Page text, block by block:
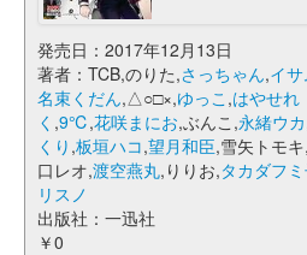
発売日：2017年12月13日
著者：TCB,のりた,さっちゃん,イサ
名束くだん,△○□×,ゆっこ ,はやせれ
く ,9℃,花咲まにお,ぶんこ,永緒ウカ
くり ,板垣ハコ,望月和臣,雪矢トモ
口レオ,渡空燕丸,りりお,タカダフ
リスノ
出版社：一迅社
￥0